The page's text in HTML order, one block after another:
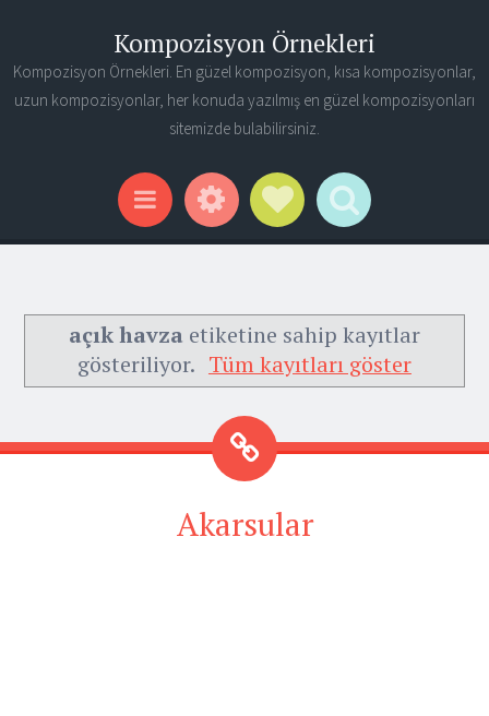
Kompozisyon Örnekleri
Kompozisyon Örnekleri. En güzel kompozisyon, kısa kompozisyonlar,
uzun kompozisyonlar, her konuda yazılmış en güzel kompozisyonları
sitemizde bulabilirsiniz.
Menu WidgetsSocial Links
Search
açık havza etiketine sahip kayıtlar
gösteriliyor. Tüm kayıtları göster
Akarsular